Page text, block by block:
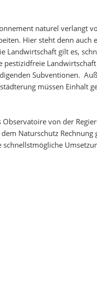
naturel verlangt
Hier steht denn
Landwirtschaft gilt es,
Subventionen.
müssen Einhalt
Observatoire von der
Naturschutz
schnellstmögliche